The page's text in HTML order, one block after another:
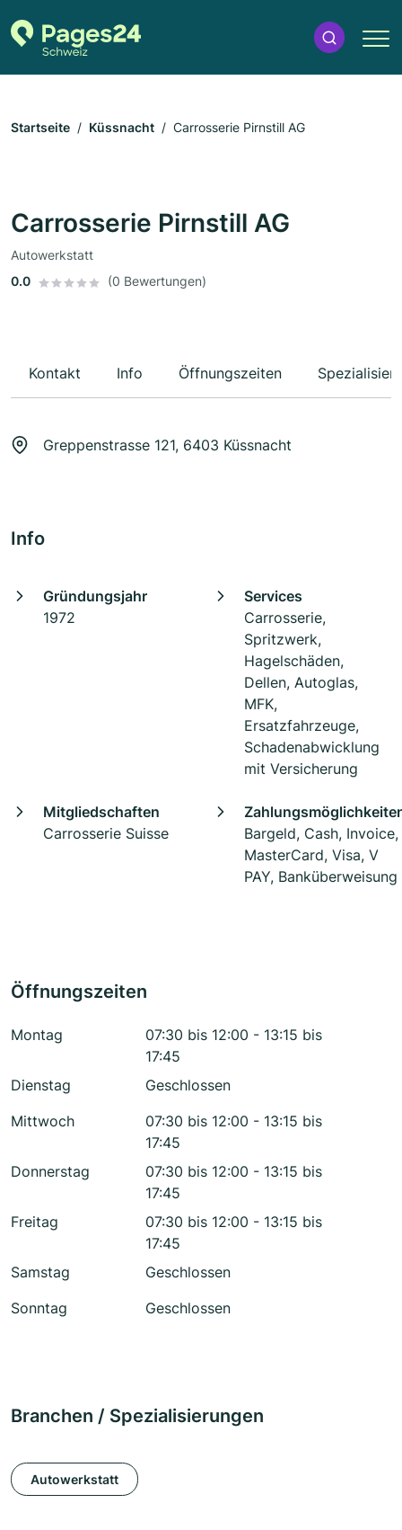
Startseite Küssnacht Carrosserie Pirnstill AG
Carrosserie Pirnstill AG
Autowerkstatt
0.0
(0 Bewertungen)
Kontakt Info Öffnungszeiten
Greppenstrasse 121, 6403 Küssnacht
Info
Gründungsjahr
1972
Services
Carrosserie,
Spritzwerk,
Hagelschäden,
Dellen, Autoglas,
MFK,
Ersatzfahrzeuge,
Schadenabwicklung
mit Versicherung
Mitgliedschaften
Carrosserie Suisse
Bargeld, Cash, Invoice,
MasterCard, Visa, V
PAY, Banküberweisung
Öffnungszeiten
Montag
07:30 bis 12:00 - 13:15 bis
17:45
Dienstag
Geschlossen
Mittwoch
07:30 bis 12:00 - 13:15 bis
17:45
Donnerstag
07:30 bis 12:00 - 13:15 bis
17:45
Freitag
07:30 bis 12:00 - 13:15 bis
17:45
Samstag
Geschlossen
Sonntag
Geschlossen
Branchen / Spezialisierungen
Autowerkstatt